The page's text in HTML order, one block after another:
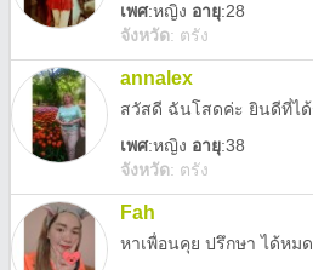
เพศ:หญิง อายุ:28
จังหวัด: ตรัง
annalex
เพศ:หญิง อายุ:38
จังหวัด: ตรัง
Fah
หาเพื่อนคุย ปรึกษา ได้หมด